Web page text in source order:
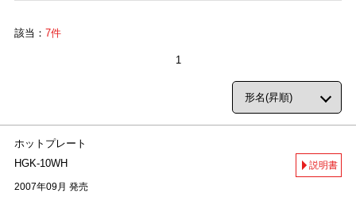
該当： 7件
1
ホットプレート
HGK-10WH
2007年09月 発売
説明書